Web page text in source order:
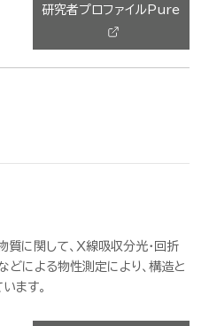
研究者プロファイルPure
に関して、Ｘ線吸収分光・回折
どによる物性測定により、構造と
ます。